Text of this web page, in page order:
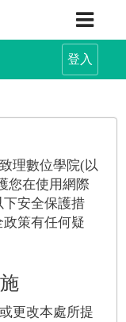
理數位學院(以
您在使用網際
安全保護措
策有任何疑
更改本處所提